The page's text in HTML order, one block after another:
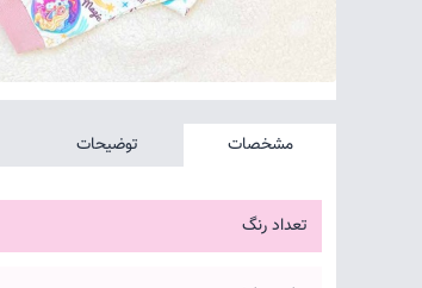
مشخصات توضیحات
تعداد رنگ